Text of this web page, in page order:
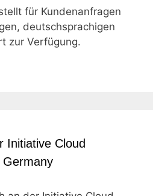
für Kundenanfragen
deutschsprachigen
zur Verfügung.
Initiative Cloud
Germany